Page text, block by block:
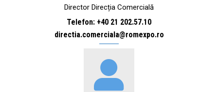
Director Direcția Comercială
Telefon: +40 21 202.57.10
directia.comerciala@romexpo.ro